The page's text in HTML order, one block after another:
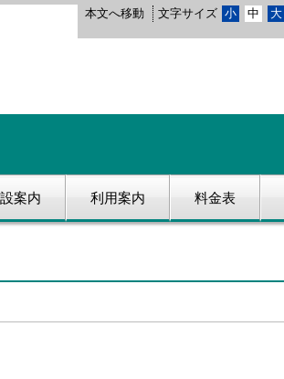
本文へ移動 文字サイズ 小 中 大
案内 利用案内 料金表